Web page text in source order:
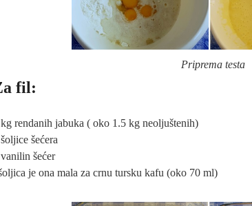
Priprema testa
fil:
rendanih jabuka ( oko 1.5 kg neoljuštenih)
šećera
šećer
je ona mala za crnu tursku kafu (oko 70 ml)